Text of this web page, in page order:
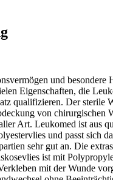
und besondere
Eigenschaften, die
qualifizieren. Der sterile
von chirurgischen
Art. Leukomed ist aus
und passt sich
sehr gut an. Die
ist mit
mit der Wunde